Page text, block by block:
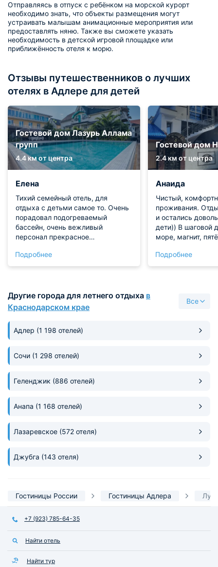
Отправляясь в отпуск с ребёнком на морской курорт
необходимо знать, что объекты размещения могут
устраивать малышам анимационные мероприятия или
предоставлять няню. Также вы сможете указать
необходимость в детской игровой площадке или
приближённость отеля к морю.
Отзывы путешественников о лучших
отелях в Адлере для детей
Гостевой дом Лазурь Аллама
групп
4.4 км от центра
Елена
Тихий семейный отель, для
отдыха с детьми самое то. Очень
порадовал подогреваемый
бассейн, очень вежливый
персонал прекрасное
большая, но очень ухоженная и
уютная. Рекомендую, прекрасно
кафешек, также блюда на
мангале, вина, пиво и т.д, так что
голодными не останетесь...
Подробнее
Гостевой дом
2.4 км от центра
Анаида
Чистый,
проживания.
и остались
дети)) В шаговой
море, магнит,
Ремонт в номере
гостеприимный,
Подробнее
Другие города для летнего отдыха в
Краснодарском крае
Все
Адлер (1 198 отелей)
Сочи (1 298 отелей)
Геленджик (886 отелей)
Анапа (1 168 отелей)
Лазаревское (572 отеля)
Джубга (143 отеля)
Гостиницы России Гостиницы Адлера
+7 (923) 785-64-35
Найти отель
Найти тур